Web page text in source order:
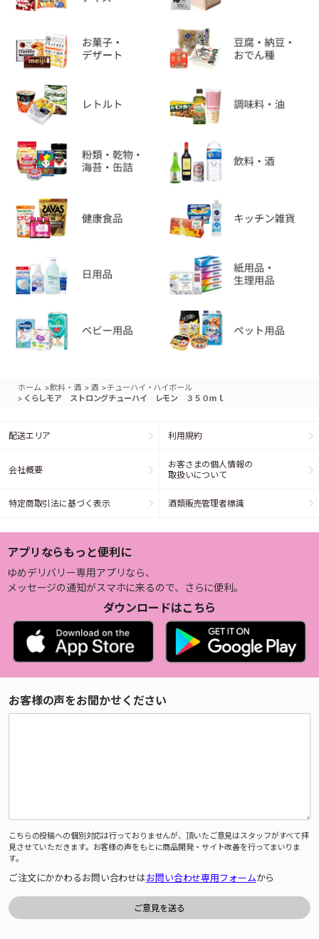
ホーム >飲料・酒 > 酒 >チューハイ・ハイボール
> くらしモア ストロングチューハイ レモン ３５０ｍｌ
配送エリア 利用規約
会社概要
お客さまの個人情報の
取扱いについて
特定商取引法に基づく表示 酒類販売管理者標識
アプリならもっと便利に
ゆめデリバリー専用アプリなら、
メッセージの通知がスマホに来るので、さらに便利。
ダウンロードはこちら
お客様の声をお聞かせください
こちらの投稿への個別対応は行っておりませんが、頂いたご意見はスタッフがすべて拝
見させていただきます。お客様の声をもとに商品開発・サイト改善を行ってまいりま
す。
ご注文にかかわるお問い合わせはお問い合わせ専用フォームから